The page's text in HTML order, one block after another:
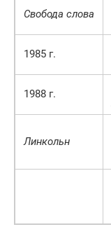
Свобода слова
1985 г.
1988 г.
Линкольн